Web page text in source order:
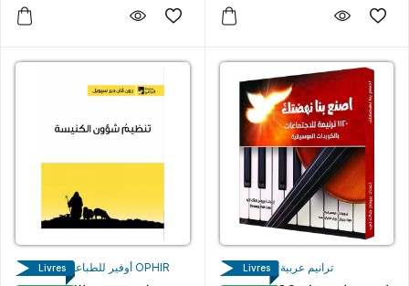
أوفير للطباعة والنشر OPHIR Livres ترانيم عربية Livres